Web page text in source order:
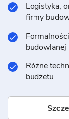
Logistyka,
firmy
budowlanej
Różne
budżetu